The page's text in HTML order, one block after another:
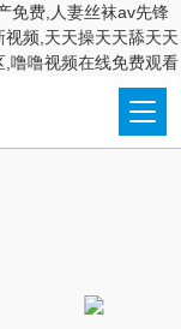
免费,人妻丝袜av先锋
频,天天操天天舔天天
噜噜视频在线免费观看